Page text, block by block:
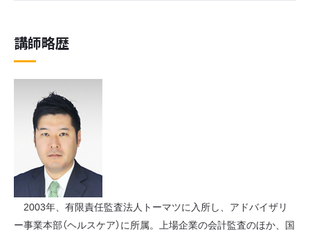
講師略歴
2003年、有限責任監査法人トーマツに入所し、アドバイザリ
ー事業本部（ヘルスケア）に所属。上場企業の会計監査のほか、国